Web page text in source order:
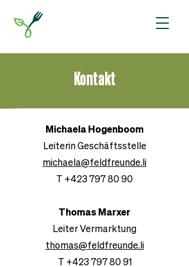
Kontakt
Michaela Hogenboom
Leiterin Geschäftsstelle
michaela@feldfreunde.li
T +423 797 80 90
Thomas Marxer
Leiter Vermarktung
thomas@feldfreunde.li
T +423 797 80 91